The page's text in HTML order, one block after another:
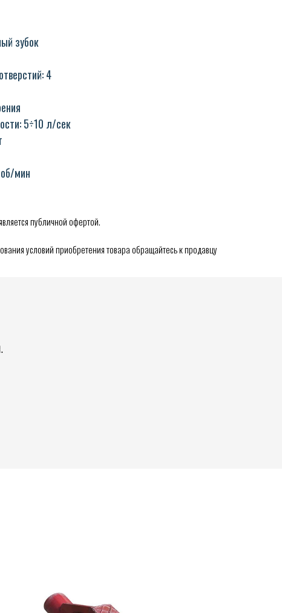
зубок
4
5÷10 л/сек
мин
публичной офертой.
условий приобретения товара обращайтесь к продавцу